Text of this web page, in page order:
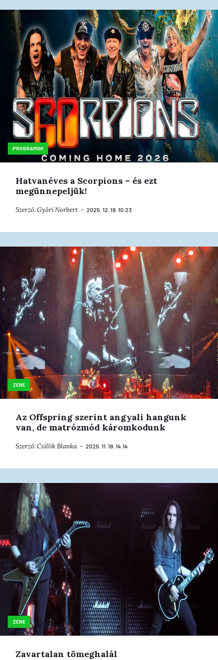
PROGRAMOK
Hatvanéves a Scorpions – és ezt
megünnepeljük!
Szerző:Győri Norbert 2025. 12. 19. 10:23
ZENE
Az Offspring szerint angyali hangunk
van, de matrózmód káromkodunk
Szerző:Csillik Blanka 2025. 11. 18. 14:14
ZENE
Zavartalan tömeghalál